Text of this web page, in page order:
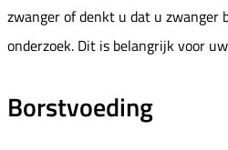
zwanger of denkt u dat u zwanger
onderzoek. Dit is belangrijk voor
Borstvoeding